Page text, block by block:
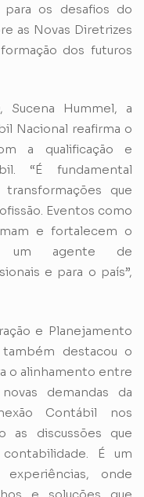
para os desafios do
as Novas Diretrizes
dos futuros
Sucena Hummel, a
Nacional reafirma o
a qualificação e
“É fundamental
que
Eventos como
e fortalecem o
um agente de
e para o país”,
e Planejamento
também destacou o
o alinhamento entre
demandas da
Contábil nos
as discussões que
É um
onde
e soluções que